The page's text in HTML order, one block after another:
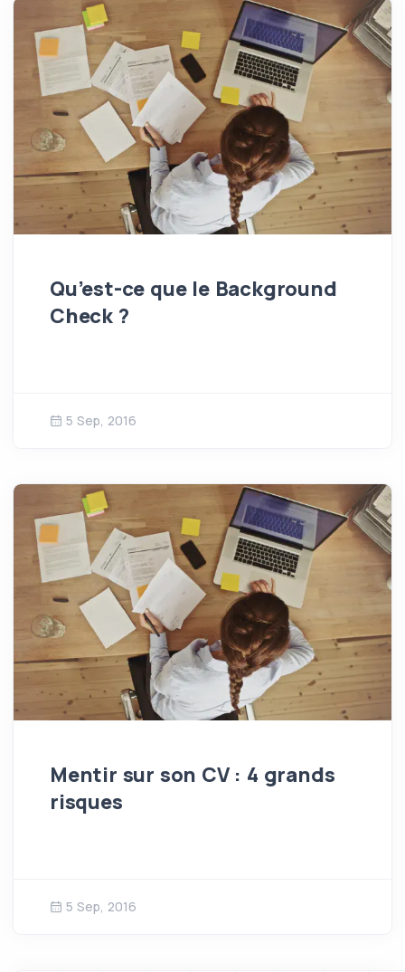
Qu’est-ce que le Background
Check ?
5 Sep, 2016
Mentir sur son CV : 4 grands
risques
5 Sep, 2016